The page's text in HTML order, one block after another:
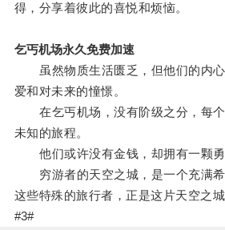
得，分享着彼此的喜悦和烦恼。
乞丐机场永久免费加速
虽然物质生活匮乏，但他们的内心
爱和对未来的憧憬。
在乞丐机场，没有阶级之分，每个
未知的旅程。
他们或许没有金钱，却拥有一颗勇
穷游者的天空之城，是一个充满希
这些特殊的旅行者，正是这片天空之城
#3#